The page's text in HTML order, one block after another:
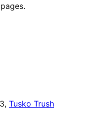
Tusko Trush